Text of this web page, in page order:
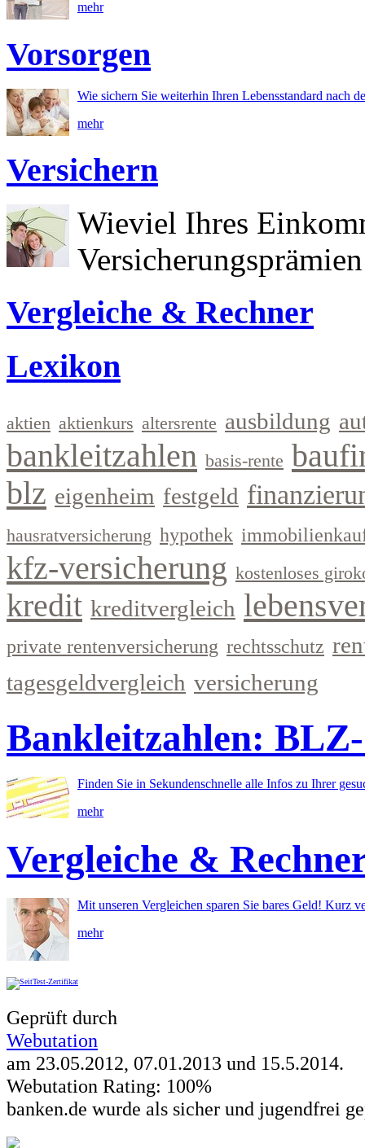
mehr
Vorsorgen
Wie sichern Sie weiterhin Ihren Lebensstandard nach
mehr
Versichern
Wieviel Ihres
Vergleiche & Rechner
Lexikon
aktien aktienkurs altersrente ausbildung
bankleitzahlen basis-rente
blz eigenheim festgeld
hausratversicherung hypothek
kfz-versicherung kostenloses
kredit kreditvergleich
private rentenversicherung rechtsschutz
tagesgeldvergleich versicherung
Bankleitzahlen: BLZ-
Finden Sie in Sekundenschnelle alle Infos zu Ihrer
mehr
Vergleiche &
Mit unseren Vergleichen sparen Sie bares Geld! Kurz
mehr
Geprüft durch
Webutation
am 23.05.2012, 07.01.2013 und 15.5.2014.
Webutation Rating: 100%
banken.de wurde als sicher und jugendfrei